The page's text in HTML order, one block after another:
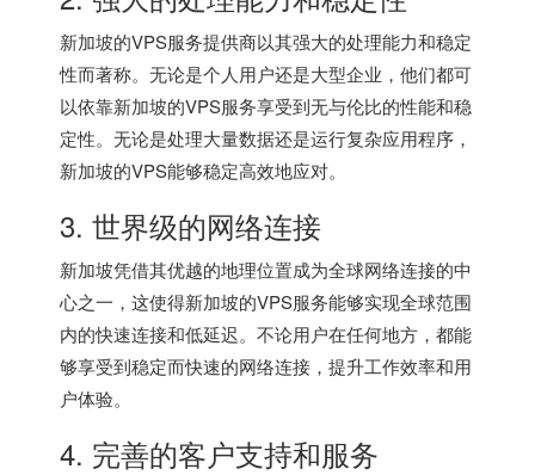
新加坡的VPS服务提供商以其强大的处理能力和稳定
性而著称。无论是个人用户还是大型企业，他们都可
以依靠新加坡的VPS服务享受到无与伦比的性能和稳
定性。无论是处理大量数据还是运行复杂应用程序，
新加坡的VPS能够稳定高效地应对。
3. 世界级的网络连接
新加坡凭借其优越的地理位置成为全球网络连接的中
心之一，这使得新加坡的VPS服务能够实现全球范围
内的快速连接和低延迟。不论用户在任何地方，都能
够享受到稳定而快速的网络连接，提升工作效率和用
户体验。
4. 完善的客户支持和服务